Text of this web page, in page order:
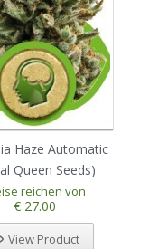
Haze Automatic
Queen Seeds)
reichen von
€ 27.00
View Product